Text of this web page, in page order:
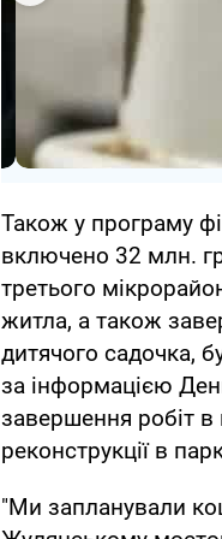
Також у програму
включено 32 млн.
третього
житла, а також
дитячого садочка,
за інформацією
завершення робіт
реконструкції в
"Ми запланували